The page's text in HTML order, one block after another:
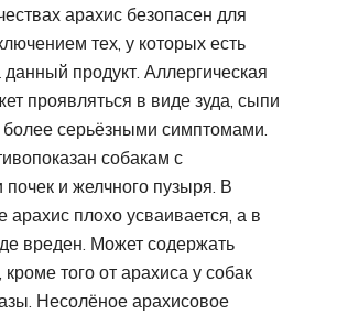
арахис безопасен для
тех, у которых есть
продукт. Аллергическая
проявляться в виде зуда, сыпи
серьёзными симптомами.
собакам с
и желчного пузыря. В
арахис плохо усваивается, а в
вреден. Может содержать
того от арахиса у собак
Несолёное арахисовое